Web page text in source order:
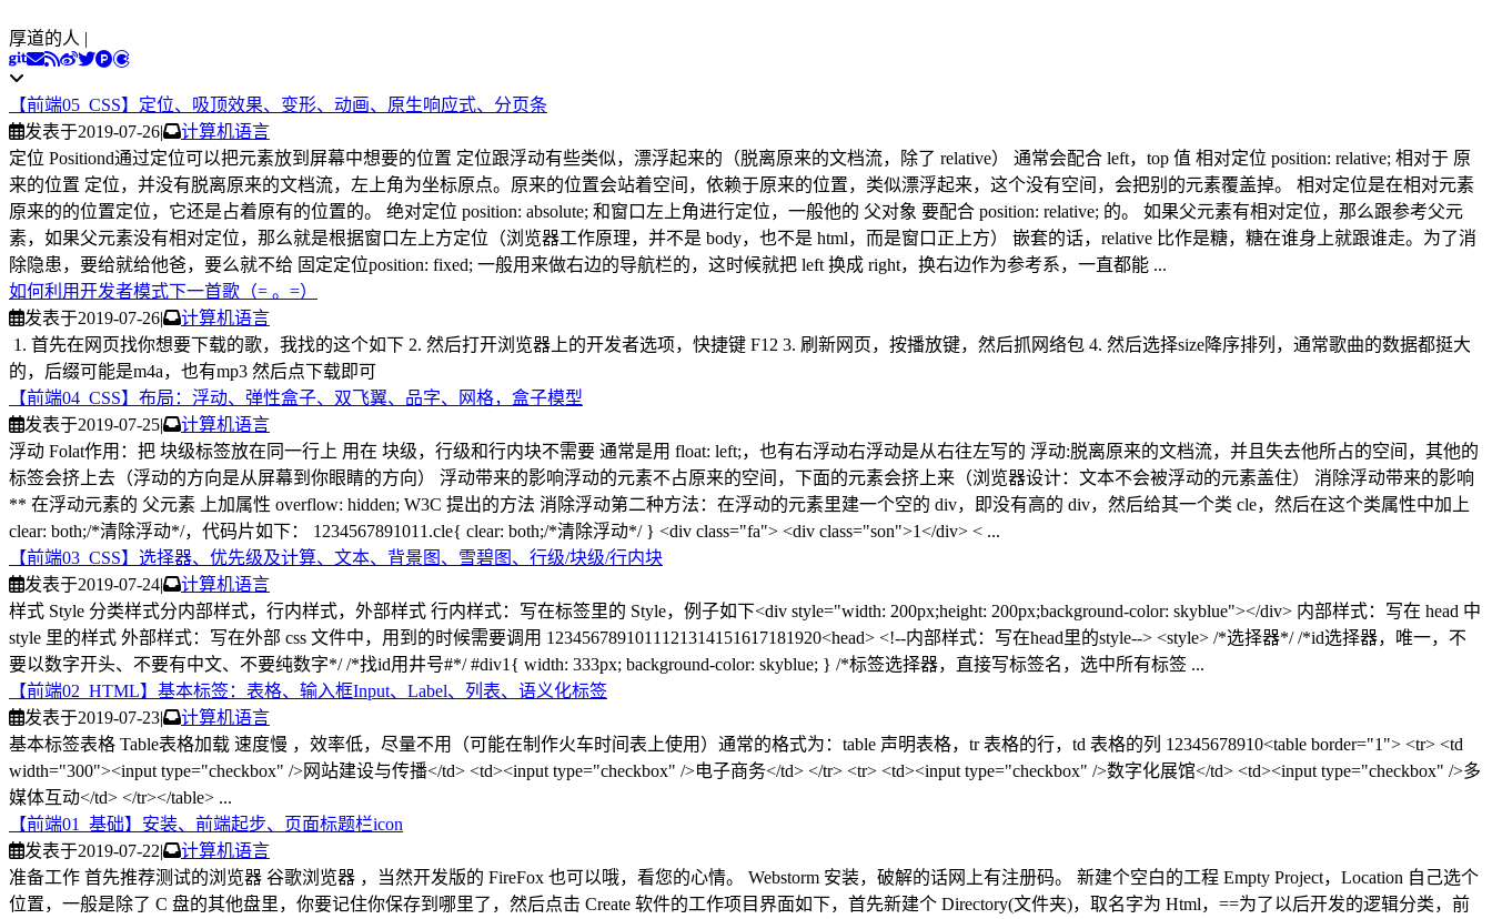
厚道的人 运气都不会
【前端05_CSS】定位、吸顶效果、变形、动画、原生响应式、分页条
发表于2019-07-26|
计算机语言
定位 Positiond通过定位可以把元素放到屏幕中想要的位置 定位跟浮动有些类似，漂浮起来的（脱离原来的文档流，除了 relative） 通常会配合 left，top 值 相对定位 position: relative; 相对于 原
来的位置 定位，并没有脱离原来的文档流，左上角为坐标原点。原来的位置会站着空间，依赖于原来的位置，类似漂浮起来，这个没有空间，会把别的元素覆盖掉。 相对定位是在相对元素
原来的的位置定位，它还是占着原有的位置的。 绝对定位 position: absolute; 和窗口左上角进行定位，一般他的 父对象 要配合 position: relative; 的。 如果父元素有相对定位，那么跟参考父元
素，如果父元素没有相对定位，那么就是根据窗口左上方定位（浏览器工作原理，并不是 body，也不是 html，而是窗口正上方） 嵌套的话，relative 比作是糖，糖在谁身上就跟谁走。为了消
除隐患，要给就给他爸，要么就不给 固定定位position: fixed; 一般用来做右边的导航栏的，这时候就把 left 换成 right，换右边作为参考系，一直都能 ...
如何利用开发者模式下一首歌（= 。=）
发表于2019-07-26|
计算机语言
1. 首先在网页找你想要下载的歌，我找的这个如下 2. 然后打开浏览器上的开发者选项，快捷键 F12 3. 刷新网页，按播放键，然后抓网络包 4. 然后选择size降序排列，通常歌曲的数据都挺大
的，后缀可能是m4a，也有mp3 然后点下载即可
【前端04_CSS】布局：浮动、弹性盒子、双飞翼、品字、网格，盒子模型
发表于2019-07-25|
计算机语言
浮动 Folat作用：把 块级标签放在同一行上 用在 块级，行级和行内块不需要 通常是用 float: left;，也有右浮动右浮动是从右往左写的 浮动:脱离原来的文档流，并且失去他所占的空间，其他的
标签会挤上去（浮动的方向是从屏幕到你眼睛的方向） 浮动带来的影响浮动的元素不占原来的空间，下面的元素会挤上来（浏览器设计：文本不会被浮动的元素盖住） 消除浮动带来的影响
** 在浮动元素的 父元素 上加属性 overflow: hidden; W3C 提出的方法 消除浮动第二种方法：在浮动的元素里建一个空的 div，即没有高的 div，然后给其一个类 cle，然后在这个类属性中加上
clear: both;/*清除浮动*/，代码片如下： 1234567891011.cle{ clear: both;/*清除浮动*/ } <div class="fa"> <div class="son">1</div> < ...
【前端03_CSS】选择器、优先级及计算、文本、背景图、雪碧图、行级/块级/行内块
发表于2019-07-24|
计算机语言
样式 Style 分类样式分内部样式，行内样式，外部样式 行内样式：写在标签里的 Style，例子如下<div style="width: 200px;height: 200px;background-color: skyblue"></div> 内部样式：写在 head 中
style 里的样式 外部样式：写在外部 css 文件中，用到的时候需要调用 1234567891011121314151617181920<head> <!--内部样式：写在head里的style--> <style> /*选择器*/ /*id选择器，唯一，不
要以数字开头、不要有中文、不要纯数字*/ /*找id用井号#*/ #div1{ width: 333px; background-color: skyblue; } /*标签选择器，直接写标签名，选中所有标签 ...
【前端02_HTML】基本标签：表格、输入框Input、Label、列表、语义化标签
发表于2019-07-23|
计算机语言
基本标签表格 Table表格加载 速度慢 ，效率低，尽量不用（可能在制作火车时间表上使用）通常的格式为：table 声明表格，tr 表格的行，td 表格的列 12345678910<table border="1"> <tr> <td
width="300"><input type="checkbox" />网站建设与传播</td> <td><input type="checkbox" />电子商务</td> </tr> <tr> <td><input type="checkbox" />数字化展馆</td> <td><input type="checkbox" />多
媒体互动</td> </tr></table> ...
【前端01_基础】安装、前端起步、页面标题栏icon
发表于2019-07-22|
计算机语言
准备工作 首先推荐测试的浏览器 谷歌浏览器 ，当然开发版的 FireFox 也可以哦，看您的心情。 Webstorm 安装，破解的话网上有注册码。 新建个空白的工程 Empty Project，Location 自己选个
位置，一般是除了 C 盘的其他盘里，你要记住你保存到哪里了，然后点击 Create 软件的工作项目界面如下，首先新建个 Directory(文件夹)，取名字为 Html，==为了以后开发的逻辑分类，前